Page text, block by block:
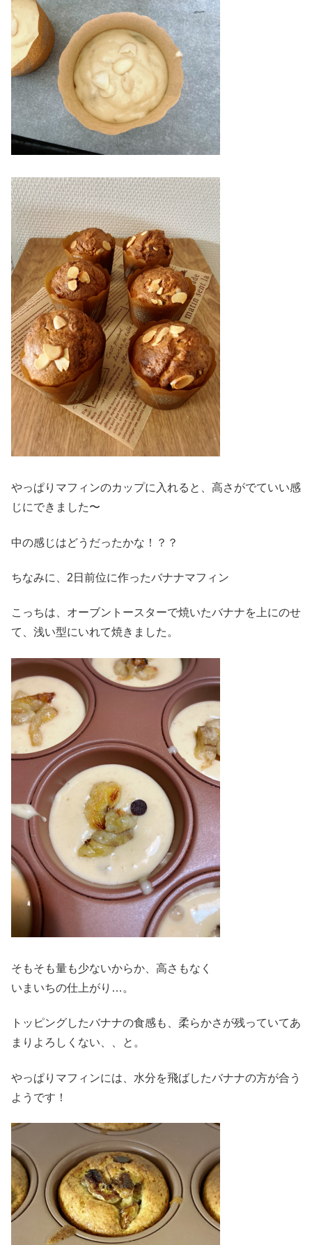
やっぱりマフィンのカップに入れると、高さがでていい感
じにできました〜
中の感じはどうだったかな！？？
ちなみに、2日前位に作ったバナナマフィン
こっちは、オーブントースターで焼いたバナナを上にのせ
て、浅い型にいれて焼きました。
そもそも量も少ないからか、高さもなく
いまいちの仕上がり…。
トッピングしたバナナの食感も、柔らかさが残っていてあ
まりよろしくない、、と。
やっぱりマフィンには、水分を飛ばしたバナナの方が合う
ようです！